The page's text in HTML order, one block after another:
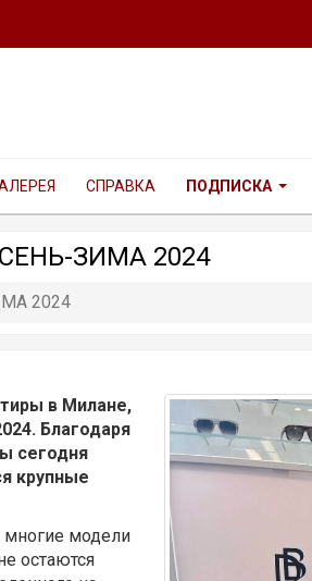
СПРАВКА ПОДПИСКА
ЗИМА 2024
2024
в Милане,
Благодаря
сегодня
крупные
многие модели
остаются